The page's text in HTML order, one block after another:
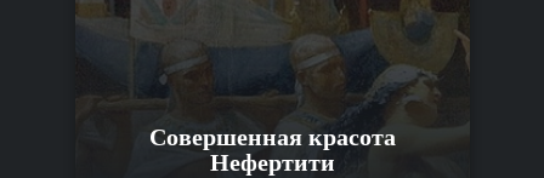
Совершенная красота
Нефертити